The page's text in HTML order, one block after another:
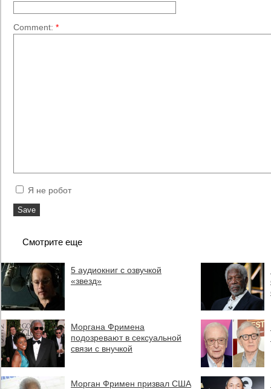
Comment: *
Я не робот
Смотрите еще
5 аудиокниг с озвучкой
«звезд»
Моргана Фримена
подозревают в сексуальной
связи с внучкой
Морган Фримен призвал США